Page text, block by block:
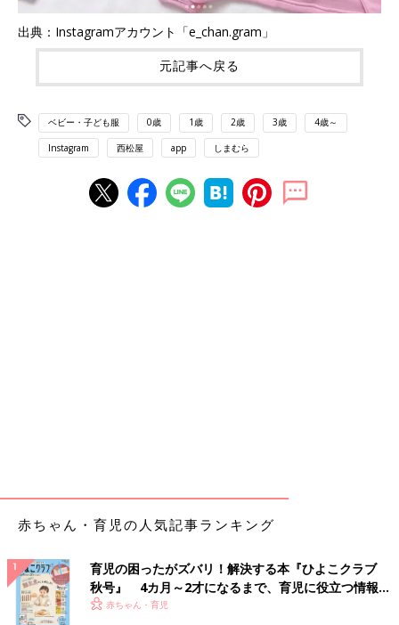
出典：Instagramアカウント「e_chan.gram」
元記事へ戻る
ベビー・子ども服 0歳 1歳 2歳 3歳 4歳～
Instagram 西松屋 app しまむら
赤ちゃん・育児の人気記事ランキング
育児の困ったがズバリ！解決する本『ひよこクラブ
秋号』 4カ月～2才になるまで、育児に役立つ情報が
いっぱい！
赤ちゃん・育児